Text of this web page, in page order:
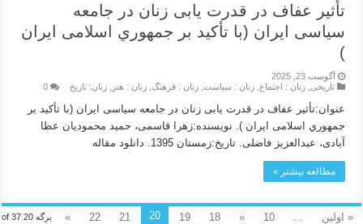
تأثیر عفاف در قدرت یابی زنان در جامعه
سیاسی ایران (با تأکید بر جمهوري اسلامی ایران
)
آگوست 23, 2025
تاریخی ,زنان : اجتماع ,زنان : سیاست ,زنان : فرهنگ ,زنان : هنر ,زنان: تاریخ 0
عنوان:تأثیر عفاف در قدرت یابی زنان در جامعه سیاسی ایران (با تأکید بر
جمهوري اسلامی ایران ). نویسنده:زهرا قاسمی، حمید محمودیان عطا
آبادی، عبدالعزیز فاضلی. تاریخ:زمستان 1395. دانلود مقاله
مطالعه بیشتر »
برگه 20 of 37 « اولین 10
«
18
19
20
21
22
»